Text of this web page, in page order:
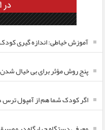
آموزش خیاطی: اندازه گیری
پنج روش مؤثر برای بی خیال
اگر کودک شما هم از آمپول ترس